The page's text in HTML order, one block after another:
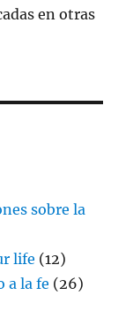
en otras
sobre la
life (12)
a la fe (26)